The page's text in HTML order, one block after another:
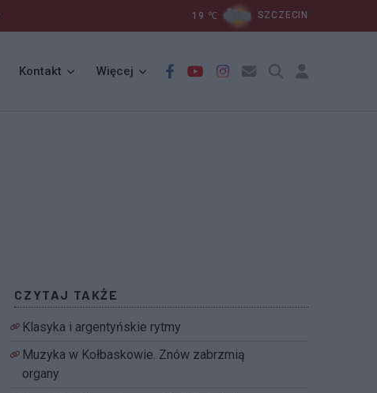
19 ℃ SZCZECIN
Kontakt Więcej
CZYTAJ TAKŻE
Klasyka i argentyńskie rytmy
Muzyka w Kołbaskowie. Znów zabrzmią
organy